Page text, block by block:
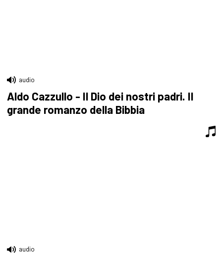
audio
Aldo Cazzullo - Il Dio dei nostri padri. Il
grande romanzo della Bibbia
audio